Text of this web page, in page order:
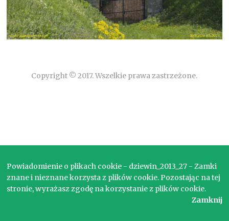
Copyright © 2017. Wszelkie prawa zastrzeżone.
Powiadomienie o plikach cookie - dziewin_2013_27 - Zamki
znane i nieznane korzysta z plików cookie. Pozostając na tej
stronie, wyrażasz zgodę na korzystanie z plików cookie.
Zamknij